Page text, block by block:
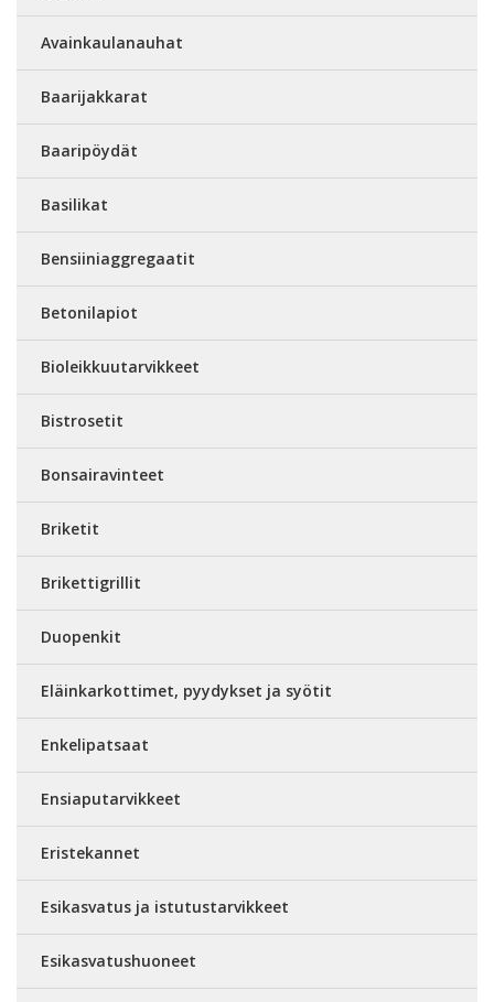
Avainkaulanauhat
Baarijakkarat
Baaripöydät
Basilikat
Bensiiniaggregaatit
Betonilapiot
Bioleikkuutarvikkeet
Bistrosetit
Bonsairavinteet
Briketit
Brikettigrillit
Duopenkit
Eläinkarkottimet, pyydykset ja syötit
Enkelipatsaat
Ensiaputarvikkeet
Eristekannet
Esikasvatus ja istutustarvikkeet
Esikasvatushuoneet